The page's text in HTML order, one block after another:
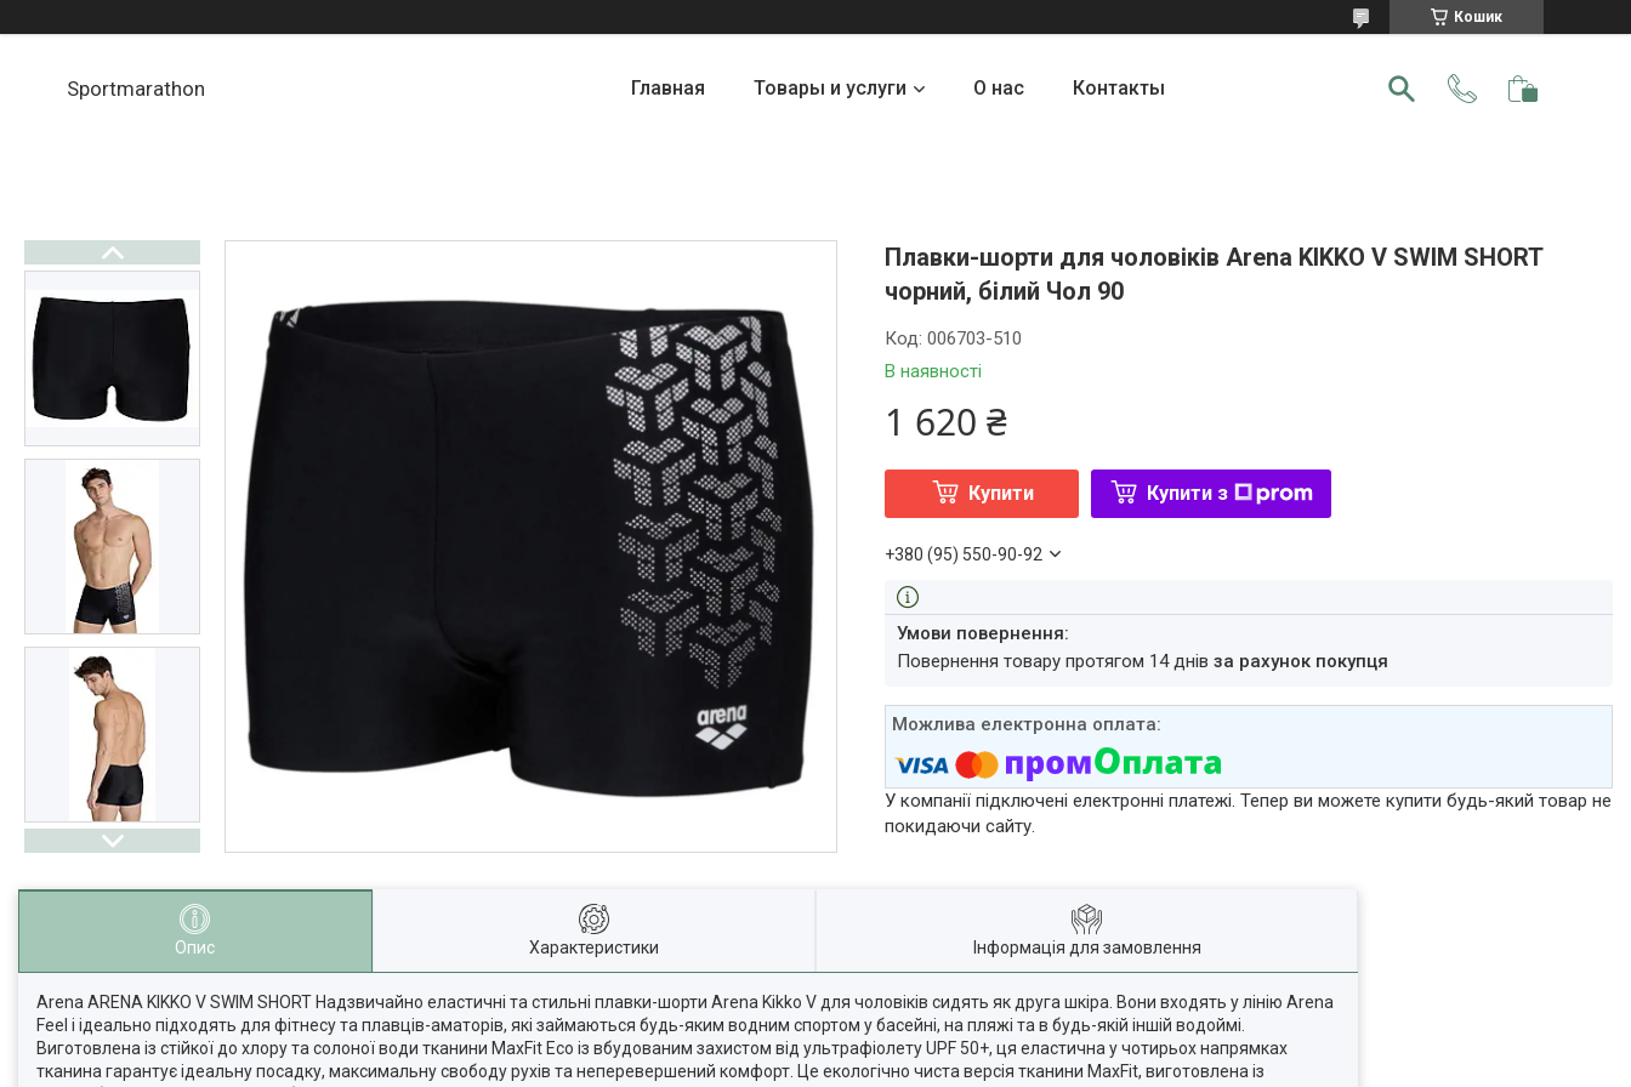
Кошик
Sportmarathon Главная Товары и услуги О нас Контакты
Плавки-шорти для чоловіків Arena KIKKO V SWIM SHORT
чорний, білий Чол 90
В наявності
Код:006703-510
1 620 ₴
Купити Купити з
+380 (95) 550-90-92
повернення товару протягом 14 днівза рахунок покупця
У компанії підключені електронні платежі. Тепер ви можете купити будь-який товар не
покидаючи сайту.
Опис Характеристики Інформація для замовлення
Arena ARENA KIKKO V SWIM SHORT Надзвичайно еластичні та стильні плавки-шорти Arena Kikko V для чоловіків сидять як друга шкіра. Вони входять у лінію Arena
Feel і ідеально підходять для фітнесу та плавців-аматорів, які займаються будь-яким водним спортом у басейні, на пляжі та в будь-якій іншій водоймі.
Виготовлена із стійкої до хлору та солоної води тканини MaxFit Eco із вбудованим захистом від ультрафіолету UPF 50+, ця еластична у чотирьох напрямках
тканина гарантує ідеальну посадку, максимальну свободу рухів та неперевершений комфорт. Це екологічно чиста версія тканини MaxFit, виготовлена із